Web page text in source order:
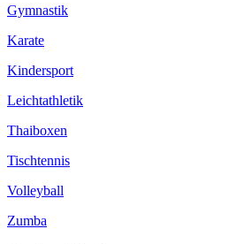
Gymnastik
Karate
Kindersport
Leichtathletik
Thaiboxen
Tischtennis
Volleyball
Zumba